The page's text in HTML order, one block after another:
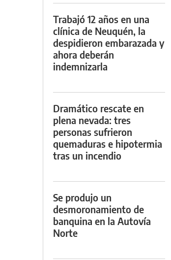
Trabajó 12 años en una
clínica de Neuquén, la
despidieron embarazada y
ahora deberán
indemnizarla
Dramático rescate en
plena nevada: tres
personas sufrieron
quemaduras e hipotermia
tras un incendio
Se produjo un
desmoronamiento de
banquina en la Autovía
Norte